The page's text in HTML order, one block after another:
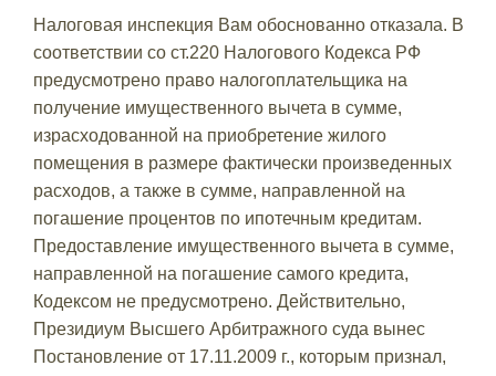
Налоговая инспекция Вам обоснованно отказала. В
соответствии со ст.220 Налогового Кодекса РФ
предусмотрено право налогоплательщика на
получение имущественного вычета в сумме,
израсходованной на приобретение жилого
помещения в размере фактически произведенных
расходов, а также в сумме, направленной на
погашение процентов по ипотечным кредитам.
Предоставление имущественного вычета в сумме,
направленной на погашение самого кредита,
Кодексом не предусмотрено. Действительно,
Президиум Высшего Арбитражного суда вынес
Постановление от 17.11.2009 г., которым признал,